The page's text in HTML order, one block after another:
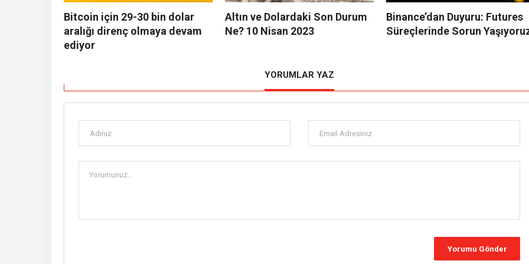
Bitcoin için 29-30 bin dolar
aralığı direnç olmaya devam
ediyor
Altın ve Dolardaki Son Durum
Ne? 10 Nisan 2023
Binance’dan Duyuru: Futures
Süreçlerinde Sorun
YORUMLAR YAZ